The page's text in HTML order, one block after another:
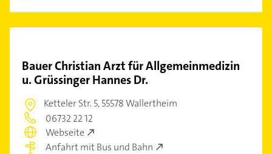
Bauer Christian Arzt für Allgemeinmedizin
u. Grüssinger Hannes Dr.
Ketteler Str. 5,55578 Wallertheim
06732 22 12
Webseite
Anfahrt mit Bus und Bahn